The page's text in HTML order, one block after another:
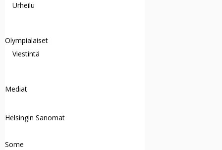
Urheilu
Olympialaiset
Viestintä
Mediat
Helsingin Sanomat
Some